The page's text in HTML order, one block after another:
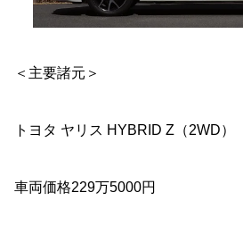
＜主要諸元＞
トヨタ ヤリス HYBRID Z（2WD）
車両価格229万5000円